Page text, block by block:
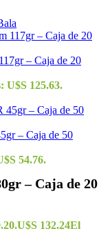
– Caja de 20
U$S 125.63.
– Caja de 50
54.76.
– Caja de 20
U$S 132.24El